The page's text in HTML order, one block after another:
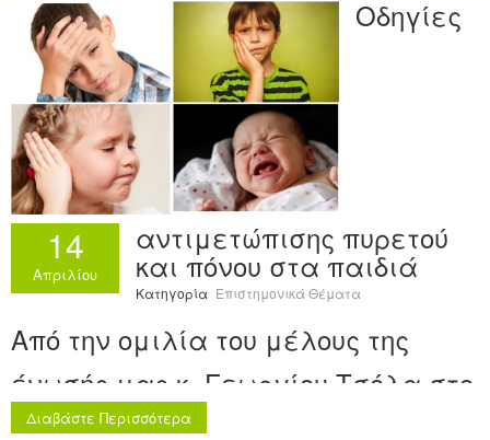
14
Απριλίου
Οδηγίες
αντιμετώπισης πυρετού
και πόνου στα παιδιά
Κατηγορία Επιστημονικά Θέματα
Από την ομιλία του μέλους της
ένωσής μας κ. Γεωργίου Τσόλα στο
9ο Συνέδριο Παιδιατρικής της
Διαβάστε Περισσότερα
Ανακοινώσεις
Εργαλεία για Παιδιάτρους
Χρήσιμα Links
Επεξεργασία Προφίλ